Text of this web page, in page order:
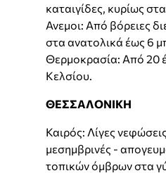
καταιγίδες, κυρίως
Ανεμοι: Από βόρειες
στα ανατολικά έως 6
Θερμοκρασία: Από 20
Κελσίου.
ΘΕΣΣΑΛΟΝΙΚΗ
Καιρός: Λίγες
μεσημβρινές -
τοπικών όμβρων στα